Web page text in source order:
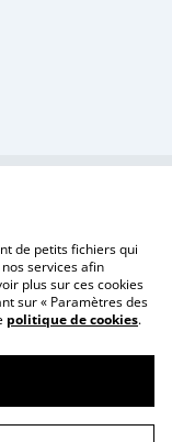
de cookies
de petits fichiers qui
services afin
plus sur ces cookies
sur « Paramètres des
politique de cookies.